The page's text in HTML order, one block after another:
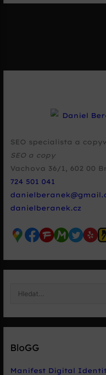
SEO specialista a
SEO a copy
Vachova 36/1 , 602 00
724 501 041
danielberanek.cz
h
l
a
BloGG
Manifest Digital